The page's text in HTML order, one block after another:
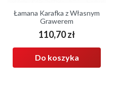
Łamana Karafka z Własnym
Grawerem
Cena
110,70 zł
Do koszyka